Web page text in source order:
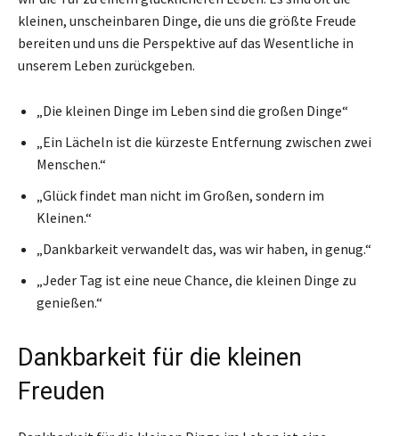
kleinen, unscheinbaren Dinge, die uns die größte Freude
bereiten und uns die Perspektive auf das Wesentliche in
unserem Leben zurückgeben.
„Die kleinen Dinge im Leben sind die großen Dinge“
„Ein Lächeln ist die kürzeste Entfernung zwischen zwei
Menschen.“
„Glück findet man nicht im Großen, sondern im
Kleinen.“
„Dankbarkeit verwandelt das, was wir haben, in genug.“
„Jeder Tag ist eine neue Chance, die kleinen Dinge zu
genießen.“
Dankbarkeit für die kleinen
Freuden